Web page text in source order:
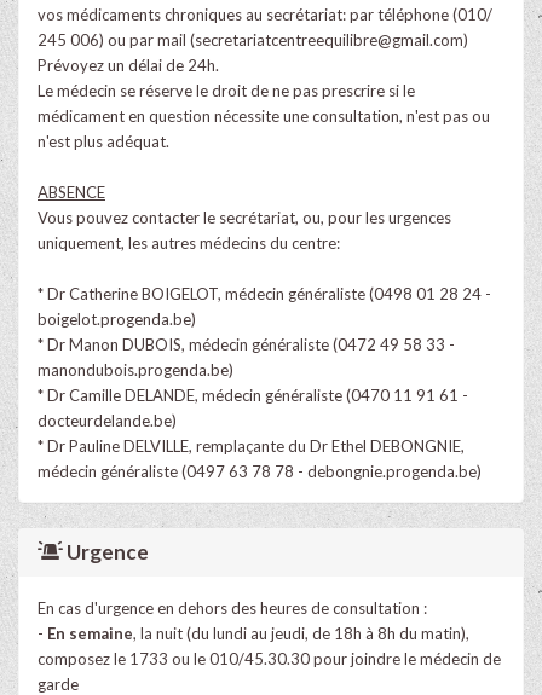
vos médicaments chroniques au secrétariat: par téléphone (010/
245 006) ou par mail (secretariatcentreequilibre@gmail.com)
Prévoyez un délai de 24h.
Le médecin se réserve le droit de ne pas prescrire si le
médicament en question nécessite une consultation, n'est pas ou
n'est plus adéquat.
ABSENCE
Vous pouvez contacter le secrétariat, ou, pour les urgences
uniquement, les autres médecins du centre:
* Dr Catherine BOIGELOT, médecin généraliste (0498 01 28 24 -
boigelot.progenda.be)
* Dr Manon DUBOIS, médecin généraliste (0472 49 58 33 -
manondubois.progenda.be)
* Dr Camille DELANDE, médecin généraliste (0470 11 91 61 -
docteurdelande.be)
* Dr Pauline DELVILLE, remplaçante du Dr Ethel DEBONGNIE,
médecin généraliste (0497 63 78 78 - debongnie.progenda.be)
Urgence
En cas d'urgence en dehors des heures de consultation :
- En semaine, la nuit (du lundi au jeudi, de 18h à 8h du matin),
composez le 1733 ou le 010/45.30.30 pour joindre le médecin de
garde